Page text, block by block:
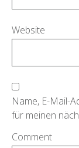
Website
Name, E-Mail-
für meinen
Comment